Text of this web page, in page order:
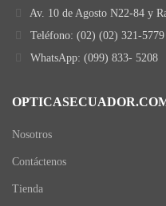
Av. 10 de Agosto N22-84 y
Teléfono: (02) (02) 321-5779
WhatsApp: (099) 833- 5208
Nosotros
Contáctenos
Tienda